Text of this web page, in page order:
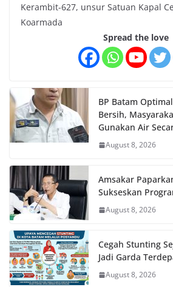
Kerambit-627, unsur Satuan Kapal
Koarmada
Spread the love
BP Batam
Bersih,
Gunakan Air
August 8, 2026
Amsakar
Sukseskan
August 8, 2026
Cegah Stunting
Jadi Garda
August 8, 2026